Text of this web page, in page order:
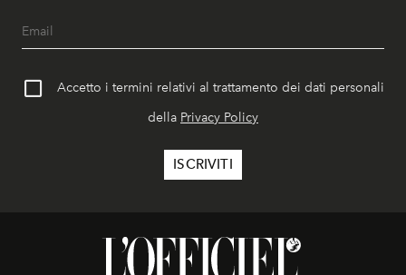
Accetto i termini relativi al trattamento dei dati personali
della Privacy Policy